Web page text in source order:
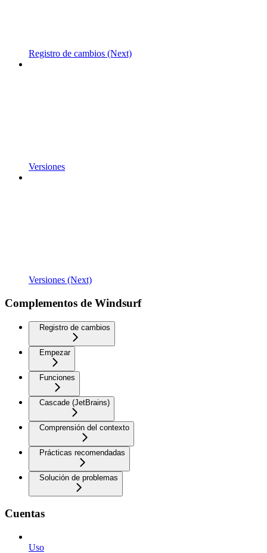
Registro de cambios (Next)
Versiones
Versiones (Next)
Complementos de Windsurf
Registro de cambios
Empezar
Funciones
Cascade (JetBrains)
Comprensión del contexto
Prácticas recomendadas
Solución de problemas
Cuentas
Uso